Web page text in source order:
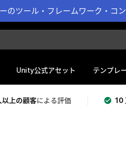
のツール・フレームワーク・コ
Unity公式アセット テンプレ
上の顧客による評価 10